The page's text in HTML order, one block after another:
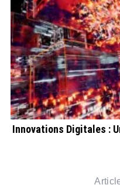
Innovations Digitales :